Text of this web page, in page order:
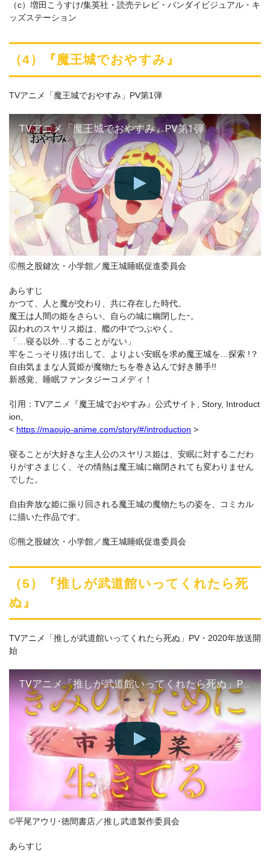
（c）増田こうすけ/集英社・読売テレビ・バンダイビジュアル・キ
ッズステーション
（4）『魔王城でおやすみ』
TVアニメ「魔王城でおやすみ」PV第1弾
TVアニメ「魔王城でおやすみ」PV第1弾
Ⓒ熊之股鍵次・小学館／魔王城睡眠促進委員会
あらすじ
かつて、人と魔が交わり、共に存在した時代。
魔王は人間の姫をさらい、自らの城に幽閉したｰ。
囚われのスヤリス姫は、艦の中でつぶやく。
「…寝る以外…することがない」
牢をこっそり抜け出して、よりよい安眠を求め魔王城を…探索 !？
自由気ままな人質姫が魔物たちを巻き込んで好き勝手!!
新感覚、睡眠ファンタジーコメディ！
引用：TVアニメ『魔王城でおやすみ』公式サイト, Story, Introduct
ion,
< https://maoujo-anime.com/story/#/introduction >
寝ることが大好きな主人公のスヤリス姫は、安眠に対するこだわ
りがすさまじく、その情熱は魔王城に幽閉されても変わりません
でした。
自由奔放な姫に振り回される魔王城の魔物たちの姿を、コミカル
に描いた作品です。
Ⓒ熊之股鍵次・小学館／魔王城睡眠促進委員会
（5）『推しが武道館いってくれたら死
ぬ』
TVアニメ「推しが武道館いってくれたら死ぬ」PV・2020年放送開
始
TVアニメ「推しが武道館いってくれたら死ぬ」PV・2020年放送開始
©平尾アウリ･徳間書店／推し武道製作委員会
あらすじ